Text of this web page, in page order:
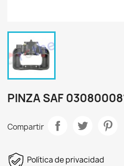
PINZA SAF
Compartir
Política de privacidad